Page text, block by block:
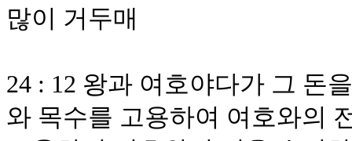
많이 거두매
24 : 12 왕과 여호야다가 그 돈
와 목수를 고용하여 여호와의